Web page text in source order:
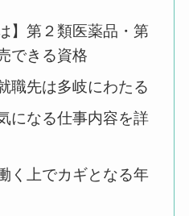
】第２類医薬品・第
できる資格
職先は多岐にわたる
になる仕事内容を詳
く上でカギとなる年